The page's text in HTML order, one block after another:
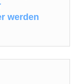
werden